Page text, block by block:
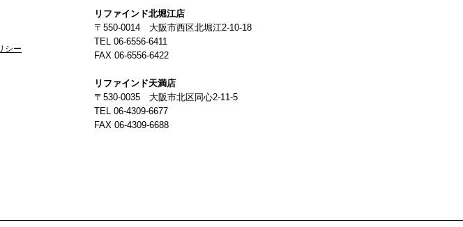
シー
リファインド北堀江店
〒550-0014 大阪市西区北堀江2-10-18
TEL 06-6556-6411
FAX 06-6556-6422
リファインド天満店
〒530-0035 大阪市北区同心2-11-5
TEL 06-4309-6677
FAX 06-4309-6688